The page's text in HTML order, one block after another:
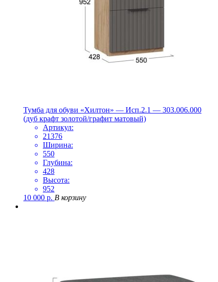
Тумба для обуви «Хилтон» — Исп.2.1 — 303.006.000
(дуб крафт золотой/графит матовый)
Артикул:
21376
Ширина:
550
Глубина:
428
Высота:
952
10 000 р. В корзину